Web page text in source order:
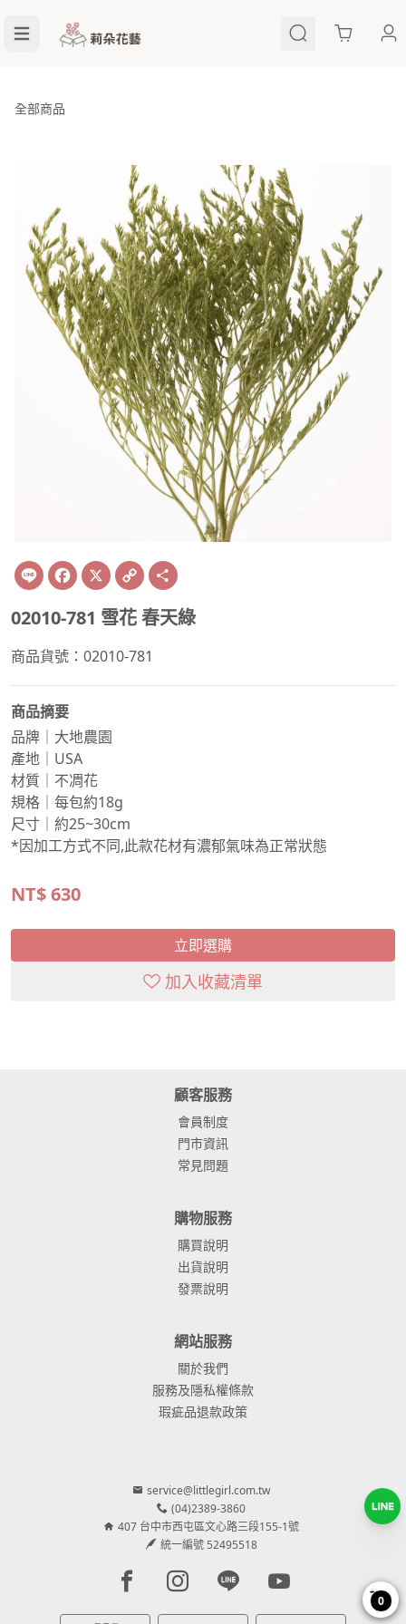
Cart
全部商品
Line Facebook
X Copy
Link
02010-781 雪花 春天綠
商品貨號：02010-781
商品摘要
品牌｜大地農園
產地｜USA
材質｜不凋花
規格｜每包約18g
尺寸｜約25~30cm
*因加工方式不同,此款花材有濃郁氣味為正常狀態
NT$630
立即選購
加入收藏清單
顧客服務
會員制度
門市資訊
常見問題
購物服務
購買說明
出貨說明
發票說明
網站服務
關於我們
服務及隱私權條款
瑕疵品退款政策
service@littlegirl.com.tw
(04)2389-3860
407 台中市西屯區文心路三段155-1號
統一編號 52495518
Facebook page
Instagram page
Line pageYoutube page
0